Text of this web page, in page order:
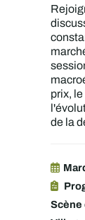
prix,
de la
Scène